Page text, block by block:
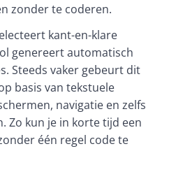
zonder te coderen.
kant-en-klare
genereert automatisch
Steeds vaker gebeurt dit
basis van tekstuele
navigatie en zelfs
Zo kun je in korte tijd een
één regel code te